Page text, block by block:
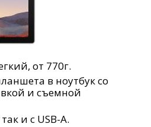
от 770г.
в ноутбук со
и съемной
и с USB-A.